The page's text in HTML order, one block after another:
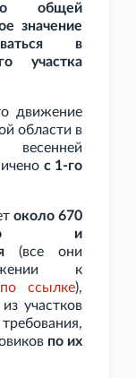
общей
значение
в
участка
движение
области в
с 1-го
около 670
и
(все они
к
по ссылке),
участков
по их